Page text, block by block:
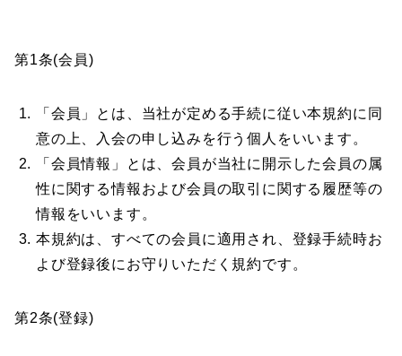
第1条(会員)
「会員」とは、当社が定める手続に従い本規約に同
意の上、入会の申し込みを行う個人をいいます。
「会員情報」とは、会員が当社に開示した会員の属
性に関する情報および会員の取引に関する履歴等の
情報をいいます。
本規約は、すべての会員に適用され、登録手続時お
よび登録後にお守りいただく規約です。
第2条(登録)